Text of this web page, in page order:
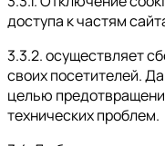
доступа к частям
3.3.2. осуществляет
своих посетителей.
целью
технических проблем.